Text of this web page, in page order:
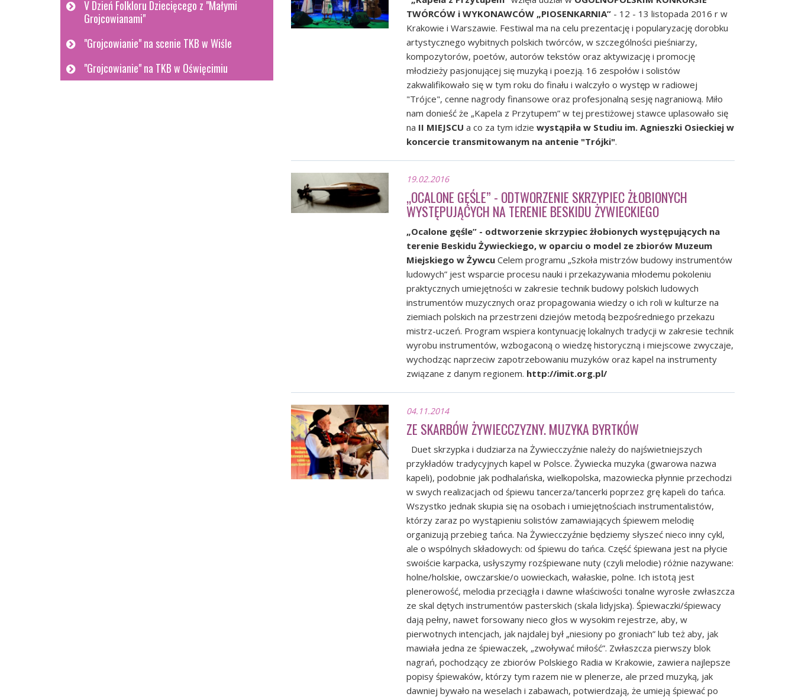
V Dzień Folkloru Dziecięcego z "Małymi
Grojcowianami"
"Grojcowianie" na scenie TKB w Wiśle
"Grojcowianie" na TKB w Oświęcimiu
TWÓRCÓW i WYKONAWCÓW „PIOSENKARNIA” - 12 - 13 listopada 2016 r w
Krakowie i Warszawie. Festiwal ma na celu prezentację i popularyzację dorobku
artystycznego wybitnych polskich twórców, w szczególności pieśniarzy,
kompozytorów, poetów, autorów tekstów oraz aktywizację i promocję
młodzieży pasjonującej się muzyką i poezją. 16 zespołów i solistów
zakwalifikowało się w tym roku do finału i walczyło o występ w radiowej
"Trójce", cenne nagrody finansowe oraz profesjonalną sesję nagraniową. Miło
nam donieść że „Kapela z Przytupem” w tej prestiżowej stawce uplasowało się
na II MIEJSCU a co za tym idzie wystąpiła w Studiu im. Agnieszki Osieckiej w
koncercie transmitowanym na antenie "Trójki".
19.02.2016
„OCALONE GĘŚLE” - ODTWORZENIE SKRZYPIEC ŻŁOBIONYCH
WYSTĘPUJĄCYCH NA TERENIE BESKIDU ŻYWIECKIEGO
„Ocalone gęśle” - odtworzenie skrzypiec żłobionych występujących na
terenie Beskidu Żywieckiego, w oparciu o model ze zbiorów Muzeum
Miejskiego w Żywcu Celem programu „Szkoła mistrzów budowy instrumentów
ludowych” jest wsparcie procesu nauki i przekazywania młodemu pokoleniu
praktycznych umiejętności w zakresie technik budowy polskich ludowych
instrumentów muzycznych oraz propagowania wiedzy o ich roli w kulturze na
ziemiach polskich na przestrzeni dziejów metodą bezpośredniego przekazu
mistrz-uczeń. Program wspiera kontynuację lokalnych tradycji w zakresie technik
wyrobu instrumentów, wzbogaconą o wiedzę historyczną i miejscowe zwyczaje,
wychodząc naprzeciw zapotrzebowaniu muzyków oraz kapel na instrumenty
związane z danym regionem. http://imit.org.pl/
04.11.2014
ZE SKARBÓW ŻYWIECCZYZNY. MUZYKA BYRTKÓW
Duet skrzypka i dudziarza na Żywiecczyźnie należy do najświetniejszych
przykładów tradycyjnych kapel w Polsce. Żywiecka muzyka (gwarowa nazwa
kapeli), podobnie jak podhalańska, wielkopolska, mazowiecka płynnie przechodzi
w swych realizacjach od śpiewu tancerza/tancerki poprzez grę kapeli do tańca.
Wszystko jednak skupia się na osobach i umiejętnościach instrumentalistów,
którzy zaraz po wystąpieniu solistów zamawiających śpiewem melodię
organizują przebieg tańca. Na Żywiecczyźnie będziemy słyszeć nieco inny cykl,
ale o wspólnych składowych: od śpiewu do tańca. Część śpiewana jest na płycie
swoiście karpacka, usłyszymy rozśpiewane nuty (czyli melodie) różnie nazywane:
holne/holskie, owczarskie/o uowieckach, wałaskie, polne. Ich istotą jest
plenerowość, melodia przeciągła i dawne właściwości tonalne wyrosłe zwłaszcza
ze skal dętych instrumentów pasterskich (skala lidyjska). Śpiewaczki/śpiewacy
dają pełny, nawet forsowany nieco głos w wysokim rejestrze, aby, w
pierwotnych intencjach, jak najdalej był „niesiony po groniach” lub też aby, jak
mawiała jedna ze śpiewaczek, „zwoływać miłość”. Zwłaszcza pierwszy blok
nagrań, pochodzący ze zbiorów Polskiego Radia w Krakowie, zawiera najlepsze
popisy śpiewaków, którzy tym razem nie w plenerze, ale przed muzyką, jak
dawniej bywało na weselach i zabawach, potwierdzają, że umieją śpiewać po